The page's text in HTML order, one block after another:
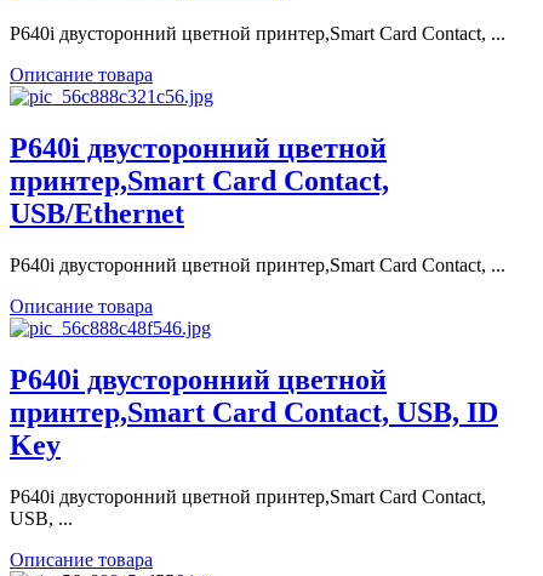
P640i двусторонний цветной принтер,Smart Card Contact, ...
Описание товара
P640i двусторонний цветной
принтер,Smart Card Contact,
USB/Ethernet
P640i двусторонний цветной принтер,Smart Card Contact, ...
Описание товара
P640i двусторонний цветной
принтер,Smart Card Contact, USB, ID
Key
P640i двусторонний цветной принтер,Smart Card Contact,
USB, ...
Описание товара